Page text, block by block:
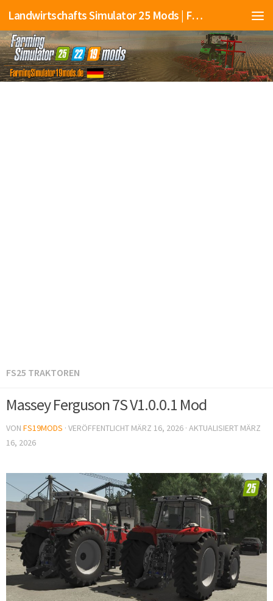
Landwirtschafts Simulator 25 Mods | Farming Simulator 25 Mods | FS25 Mods
FS25 TRAKTOREN
Massey Ferguson 7S V1.0.0.1 Mod
VON FS19MODS · VERÖFFENTLICHT MÄRZ 16, 2026 · AKTUALISIERT MÄRZ
16, 2026